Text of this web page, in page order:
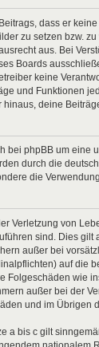
dass er
zu setzen bzw. zu
aus. Bei
Boards
keine
und Funktionen
deine
bei phpBB um eine
durch die
die
Verletzung von
sind. Dies
außer bei
auf die
Folgeschäden wie
außer bei der
und im Übrigen
a bis c gilt